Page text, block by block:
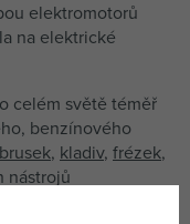
elektromotorů
na elektrické
celém světě téměř
benzínového
brusek, kladiv, frézek,
nástrojů